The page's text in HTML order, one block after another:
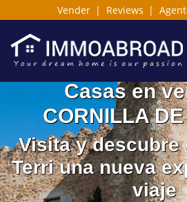
Vender | Reviews |
Casas en
CORNILLA
Visita y descubre
Terri una nueva
viaje